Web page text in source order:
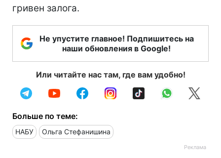
гривен залога.
Не упустите главное! Подпишитесь на
наши обновления в Google!
Или читайте нас там, где вам удобно!
Больше по теме:
НАБУ Ольга Стефанишина